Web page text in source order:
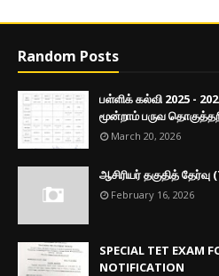
Random Posts
பள்ளிக் கல்வி 2025 -
மூன்றாம் பருவ
March 20, 2026
ஆசிரியர் தகுதித்
February 16, 2026
SPECIAL TET EXAM
NOTIFICATION